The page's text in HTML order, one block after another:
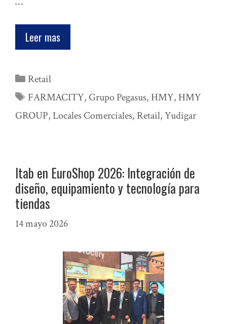
Leer mas
Categorías
Retail
Etiquetas
FARMACITY, Grupo Pegasus, HMY, HMY
GROUP,Locales Comerciales, Retail,Yudigar
Itab en EuroShop 2026: Integración de
diseño, equipamiento y tecnología para
tiendas
14 mayo 2026